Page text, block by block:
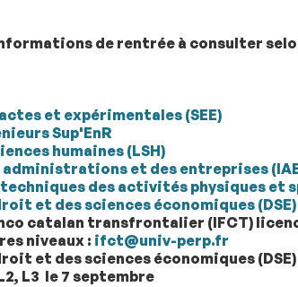
de rentrée à consulter
et expérimentales (SEE)
Sup'EnR
humaines (LSH)
et des entreprises
des activités physiques et
et des sciences économiques (DSE)
catalan transfrontalier (IFCT)
niveaux : ifct@univ-perp.fr
et des sciences économiques (DSE)
L3 le 7 septembre